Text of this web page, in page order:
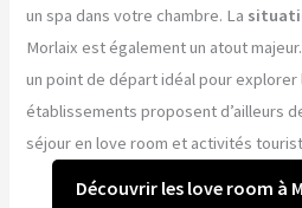
un spa dans votre chambre. La
Morlaix est également un atout
un point de départ idéal pour explorer
établissements proposent d’ailleurs
séjour en love room et activités
Découvrir les love room à